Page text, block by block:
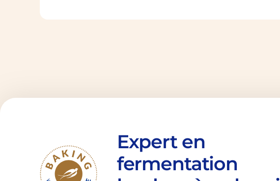
Expert en
fermentation